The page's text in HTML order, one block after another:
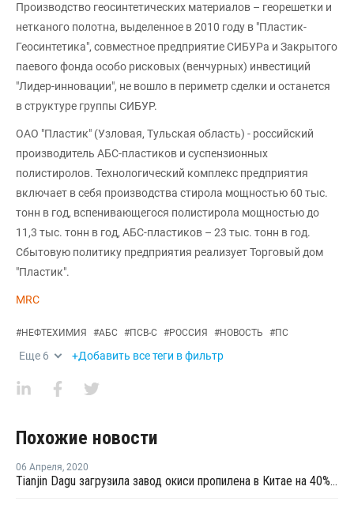
Производство геосинтетических материалов – георешетки и
нетканого полотна, выделенное в 2010 году в "Пластик-
Геосинтетика", совместное предприятие СИБУРа и Закрытого
паевого фонда особо рисковых (венчурных) инвестиций
"Лидер-инновации", не вошло в периметр сделки и останется
в структуре группы СИБУР.
ОАО "Пластик" (Узловая, Тульская область) - российский
производитель АБС-пластиков и суспензионных
полистиролов. Технологический комплекс предприятия
включает в себя производства стирола мощностью 60 тыс.
тонн в год, вспенивающегося полистирола мощностью до
11,3 тыс. тонн в год, АБС-пластиков – 23 тыс. тонн в год.
Сбытовую политику предприятия реализует Торговый дом
"Пластик".
MRC
#НЕФТЕХИМИЯ #АБС #ПСВ-С #РОССИЯ #НОВОСТЬ #ПС
Еще 6 +Добавить все теги в фильтр
Похожие новости
06 Апреля, 2020
Tianjin Dagu загрузила завод окиси пропилена в Китае на 40% после перезапуска